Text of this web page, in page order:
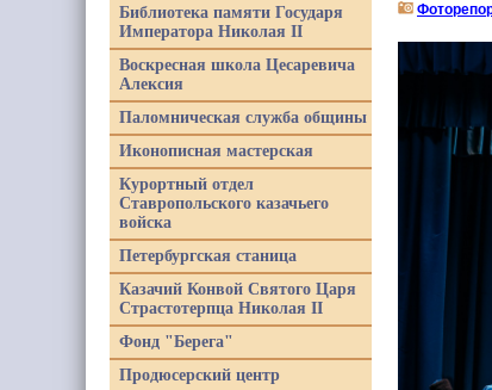
Библиотека памяти Государя
Императора Николая II
Воскресная школа Цесаревича
Алексия
Паломническая служба общины
Иконописная мастерская
Курортный отдел
Ставропольского казачьего
войска
Петербургская станица
Казачий Конвой Святого Царя
Страстотерпца Николая II
Фонд "Берега"
Продюсерский центр